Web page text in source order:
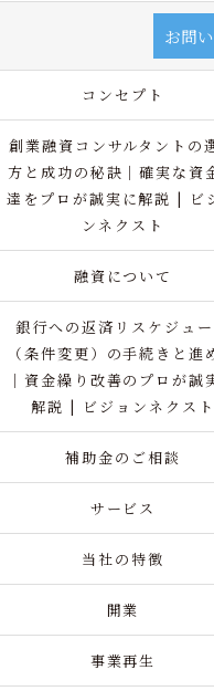
お問
コンセプト
創業融資コンサルタントの
方と成功の秘訣｜確実な資
達をプロが誠実に解説 | ビ
ンネクスト
融資について
銀行への返済リスケジュ
（条件変更）の手続きと進
｜資金繰り改善のプロが誠
解説 | ビジョンネクスト
補助金のご相談
サービス
当社の特徴
開業
事業再生